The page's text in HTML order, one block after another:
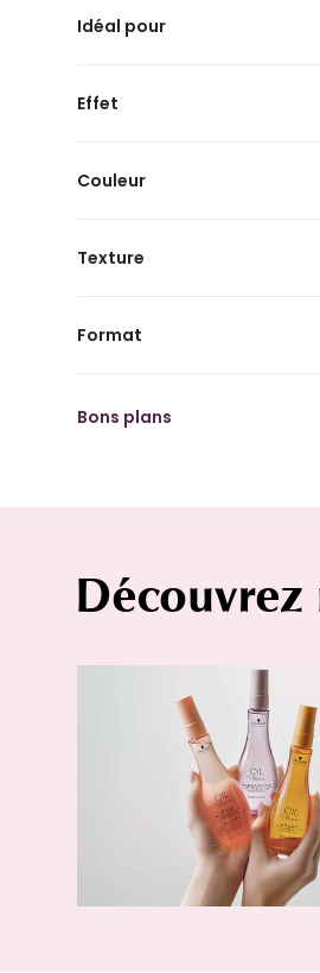
Idéal pour
Effet
Couleur
Texture
Format
Bons plans
Découvrez